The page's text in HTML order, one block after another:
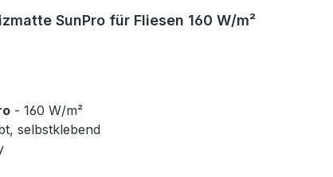
SunPro für Fliesen 160 W/m²
- 160 W/m²
selbstklebend